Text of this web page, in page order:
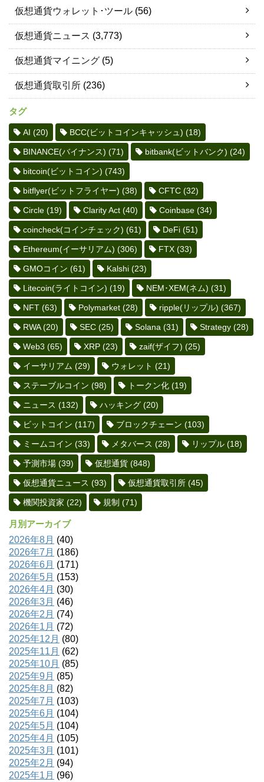
仮想通貨ウォレット･ツール (56)
仮想通貨ニュース (3,773)
仮想通貨マイニング (5)
仮想通貨取引所 (236)
タグ
AI (20) BCC(ビットコインキャッシュ) (18)
BINANCE(バイナンス) (71) bitbank(ビットバンク) (24)
bitcoin(ビットコイン) (743)
bitflyer(ビットフライヤー) (38) CFTC (32)
Circle (19) Clarity Act (40) Coinbase (34)
coincheck(コインチェック) (61) DeFi (51)
Ethereum(イーサリアム) (306) FTX (33)
GMOコイン (61) Kalshi (23)
Litecoin(ライトコイン) (19) NEM･XEM(ネム) (31)
NFT (63) Polymarket (28) ripple(リップル) (367)
RWA(20) SEC (25) Solana (31) Strategy (28)
Web3 (65) XRP (23) zaif(ザイフ) (25)
イーサリアム (29) ウォレット (21)
ステーブルコイン (98) トークン化 (19)
ニュース (132) ハッキング (20)
ビットコイン (117) ブロックチェーン (103)
ミームコイン (33) メタバース (28) リップル (18)
予測市場 (39) 仮想通貨 (848)
仮想通貨ニュース (93) 仮想通貨取引所 (45)
機関投資家 (22) 規制 (71)
月別アーカイブ
2026年8月 (40)
2026年7月 (186)
2026年6月 (171)
2026年5月 (153)
2026年4月 (30)
2026年3月 (46)
2026年2月 (74)
2026年1月 (72)
2025年12月 (80)
2025年11月 (62)
2025年10月 (85)
2025年9月 (85)
2025年8月 (82)
2025年7月 (103)
2025年6月 (104)
2025年5月 (104)
2025年4月 (105)
2025年3月 (101)
2025年2月 (94)
2025年1月 (96)